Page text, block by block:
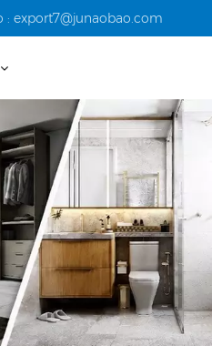
: export7@junaobao.com